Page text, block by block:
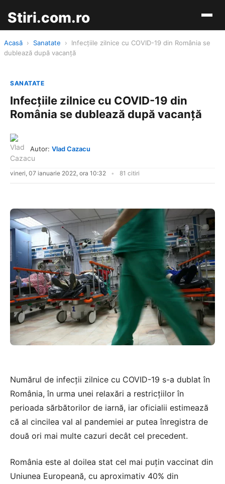
Stiri.com.ro
Acasă › Sanatate ›
Infecțiile zilnice cu COVID-19 din România se
dublează după vacanță
SANATATE
Infecțiile zilnice cu COVID-19 din
România se dublează după vacanță
Autor: Vlad Cazacu
vineri, 07 ianuarie 2022, ora 10:32 81 citiri
Numărul de infecții zilnice cu COVID-19 s-a dublat în
România, în urma unei relaxări a restricțiilor în
perioada sărbătorilor de iarnă, iar oficialii estimează
că al cincilea val al pandemiei ar putea înregistra de
două ori mai multe cazuri decât cel precedent.
România este al doilea stat cel mai puțin vaccinat din
Uniunea Europeană, cu aproximativ 40% din